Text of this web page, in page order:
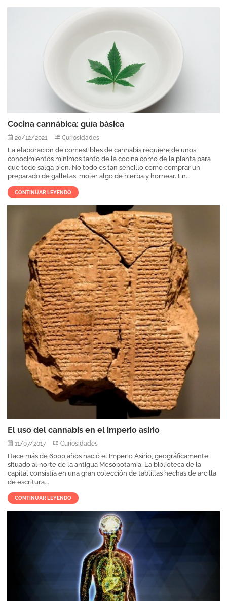
Cocina cannábica: guía básica
20/12/2021 Curiosidades
La elaboración de comestibles de cannabis requiere de unos
conocimientos mínimos tanto de la cocina como de la planta para
que todo salga bien. No todo es tan sencillo como comprar un
preparado de galletas, moler algo de hierba y hornear. En...
CONTINUAR LEYENDO
El uso del cannabis en el imperio asirio
11/07/2017 Curiosidades
Hace más de 6000 años nació el Imperio Asirio, geográficamente
situado al norte de la antigua Mesopotamia. La biblioteca de la
capital consistía en una gran colección de tablillas hechas de arcilla
de escritura...
CONTINUAR LEYENDO